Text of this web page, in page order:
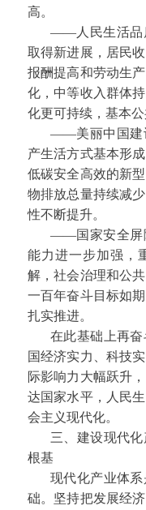
高。
——人民生活品
取得新进展，居民
报酬提高和劳动生
化，中等收入群体
化更可持续，基本
——美丽中国建
产生活方式基本形
低碳安全高效的新
物排放总量持续减
性不断提升。
——国家安全屏
能力进一步加强，
解，社会治理和公
一百年奋斗目标如
扎实推进。
在此基础上再
国经济实力、科技
际影响力大幅跃升
达国家水平，人民
会主义现代化。
三、建设现代
根基
现代化产业体
础。坚持把发展经